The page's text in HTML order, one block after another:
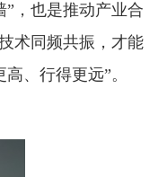
”，也是推动产业合
术同频共振，才能
、行得更远”。